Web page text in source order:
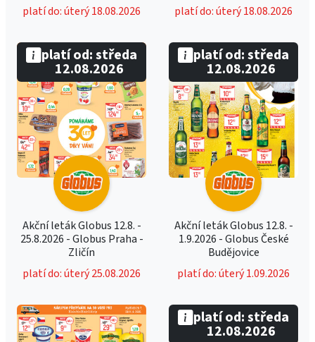
platí do: úterý 18.08.2026
platí do: úterý 18.08.2026
Akční leták Globus 12.8. -
25.8.2026 - Globus Praha -
Zličín
platí do: úterý 25.08.2026
platí od: středa
12.08.2026
Akční leták Globus 12.8. -
1.9.2026 - Globus České
Budějovice
platí do: úterý 1.09.2026
platí od: středa
12.08.2026
platí od: středa
12.08.2026